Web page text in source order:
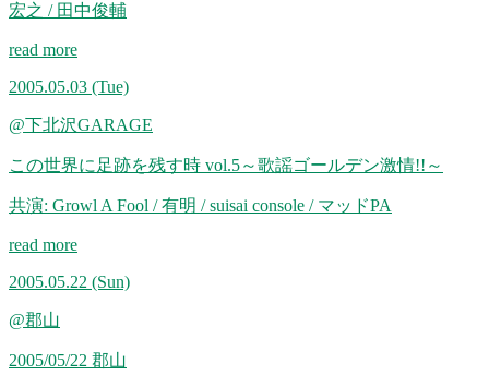
宏之 / 田中俊輔
read more
2005.05.03 (Tue)
@下北沢GARAGE
この世界に足跡を残す時 vol.5～歌謡ゴールデン激情!!～
共演: Growl A Fool / 有明 / suisai console / マッドPA
read more
2005.05.22 (Sun)
@郡山
2005/05/22 郡山